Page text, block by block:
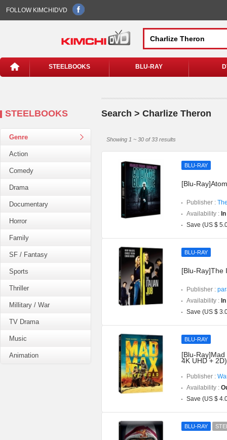
FOLLOW KIMCHIDVD
STEELBOOKS BLU-RAY
STEELBOOKS
Genre
Action
Comedy
Drama
Documentary
Horror
Family
SF / Fantasy
Sports
Thriller
Millitary / War
TV Drama
Music
Animation
Search > Charlize Theron
Showing 1 ~ 30 of 33 results
BLU-RAY
[Blu-
Publisher :
Availability :
Save (US $
BLU-RAY
[Blu-Ray]The
Publisher :
Availability :
Save (US $
BLU-RAY
[Blu-
4K UHD + 2D)
Publisher :
Availability :
Save (US $
BLU-RAY